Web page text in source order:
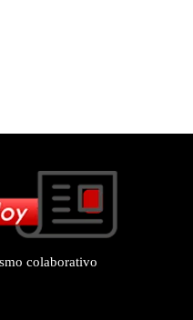
colaborativo